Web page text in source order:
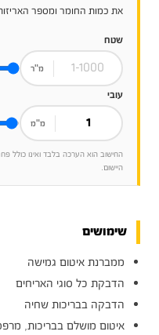
את כמות החומר ומספר
שטח
מ"ר
עובי
מ"מ
החישוב הוא הערכה בלבד ואינו כולל
היישום.
שימושים
ממברנת איטום גמישה
הדבקת כל סוגי האריחים
הדבקה בבריכות שחיה
איטום מושלם בבריכות,